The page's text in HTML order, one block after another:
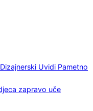
Dizajnerski Uvidi Pametno